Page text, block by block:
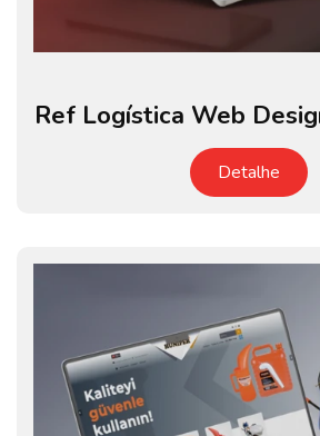
Ref Logística Web
Detalhe